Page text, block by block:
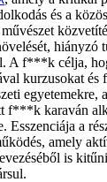
és a
hiányzó
A f***k célja,
kurzusokat
egyetemekre,
f***k karaván
Esszenciája a
amely
is